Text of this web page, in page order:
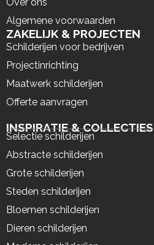
Algemene voorwaarden
ZAKELIJK & PROJECTEN
Schilderijen voor bedrijven
Projectinrichting
Maatwerk schilderijen
Offerte aanvragen
INSPIRATIE & COLLECTIES
Selectie schilderijen
Abstracte schilderijen
Grote schilderijen
Steden schilderijen
Bloemen schilderijen
Dieren schilderijen